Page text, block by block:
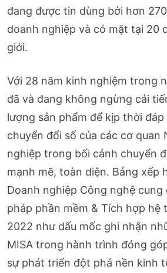
đang được tin dùng bởi hơn
doanh nghiệp và có mặt tại 20
giới.
Với 28 năm kinh nghiệm trong
đã và đang không ngừng cải
lượng sản phẩm để kịp thời đáp
chuyển đổi số của các cơ quan
nghiệp trong bối cảnh chuyển
mạnh mẽ, toàn diện. Bảng xếp
Doanh nghiệp Công nghệ cung
pháp phần mềm & Tích hợp hệ
2022 như dấu mốc ghi nhận
MISA trong hành trình đóng
sự phát triển đột phá nền kinh